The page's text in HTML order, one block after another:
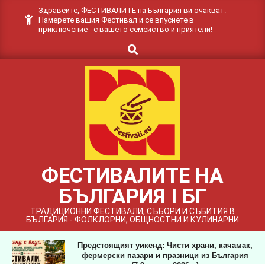
Здравейте, ФЕСТИВАЛИТЕ на България ви очакват.
Намерете вашия Фестивал и се впуснете в
приключение - с вашето семейство и приятели!
Search
ФЕСТИВАЛИТЕ НА
БЪЛГАРИЯ I БГ
ТРАДИЦИОННИ ФЕСТИВАЛИ, СЪБОРИ И СЪБИТИЯ В
БЪЛГАРИЯ - ФОЛКЛОРНИ, ОБЩНОСТНИ И КУЛИНАРНИ
Предстоящият уикенд: Чисти храни, качамак,
фермерски пазари и празници из България